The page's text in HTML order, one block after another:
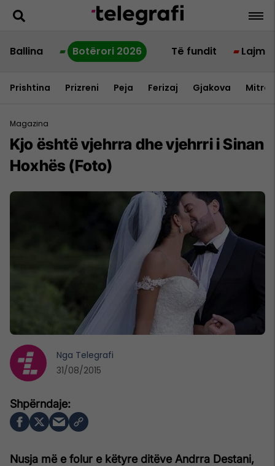
Ballina Botërori 2026 Të fundit Lajme
Prishtina Prizreni Peja Ferizaj Gjakova
Magazina
Kjo është vjehrra dhe vjehrri i Sinan
Hoxhës (Foto)
Nusja më e folur e këtyre ditëve Andrra Destani,
Nga Telegrafi
31/08/2015